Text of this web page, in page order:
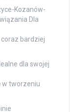
Kozanów-
Dla
bardziej
dla swojej
w tworzeniu